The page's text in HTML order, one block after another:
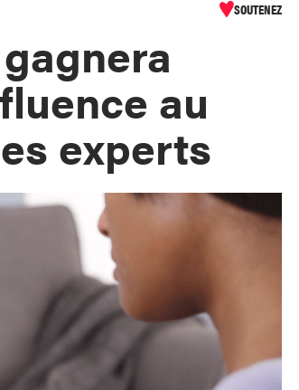
SOUTENEZ
au
experts